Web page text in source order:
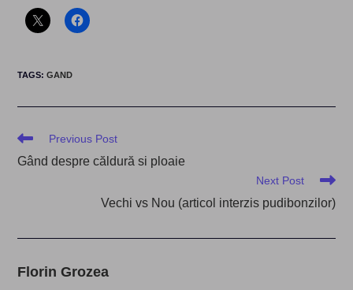
TAGS:GAND
Read
articles
Previous Post
Gând despre căldură si ploaie
Next Post
Vechi vs Nou (articol interzis pudibonzilor)
Florin Grozea